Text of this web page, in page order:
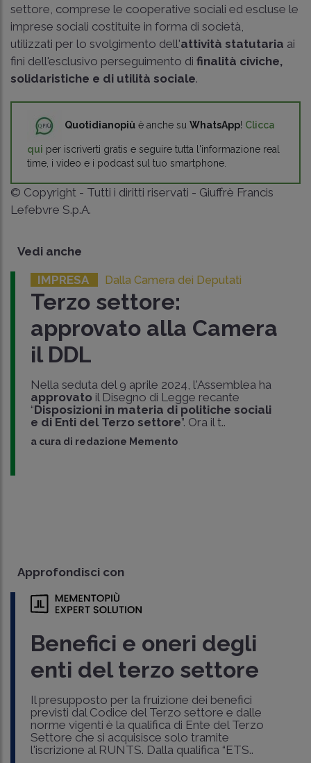
settore, comprese le cooperative sociali ed escluse le
imprese sociali costituite in forma di società,
utilizzati per lo svolgimento dell'attività statutaria ai
fini dell'esclusivo perseguimento di finalità civiche,
solidaristiche e di utilità sociale.
Quotidianopiù è anche su WhatsApp! Clicca
qui per iscriverti gratis e seguire tutta l'informazione real
time, i video e i podcast sul tuo smartphone.
© Copyright - Tutti i diritti riservati - Giuffrè Francis
Lefebvre S.p.A.
Vedi anche
IMPRESA Dalla Camera dei Deputati
Terzo settore:
approvato alla Camera
il DDL
Nella seduta del 9 aprile 2024, l'Assemblea ha
approvatoil Disegno di Legge recante
“Disposizioni in materia di politiche sociali
e di Enti del Terzo settore”. Ora il t..
a cura di redazione Memento
Approfondisci con
Benefici e oneri degli
enti del terzo settore
Il presupposto per la fruizione dei benefici
previsti dal Codice del Terzo settore e dalle
norme vigenti è la qualifica di Ente del Terzo
Settore che si acquisisce solo tramite
l'iscrizione al RUNTS. Dalla qualifica “ETS..